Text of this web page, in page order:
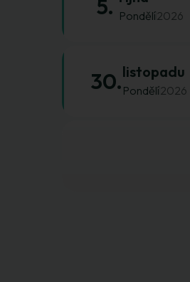
5. Pondělí2026
30.listopadu
Pondělí2026